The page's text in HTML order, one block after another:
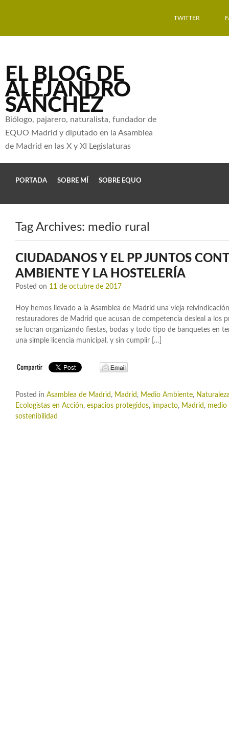
TWITTER
EL BLOG DE
ALEJANDRO
SÁNCHEZ
Biólogo, pajarero, naturalista, fundador de
EQUO Madrid y diputado en la Asamblea
de Madrid en las X y XI Legislaturas
PORTADA SOBRE MÍ SOBRE EQUO
Tag Archives: medio rural
CIUDADANOS Y EL PP JUNTOS
AMBIENTE Y LA HOSTELERÍA
Posted on 11 de octubre de 2017
Hoy hemos llevado a la Asamblea de Madrid una vieja
restauradores de Madrid que acusan de competencia desleal a los
se lucran organizando fiestas, bodas y todo tipo de banquetes en
una simple licencia municipal, y sin cumplir […]
Posted in Asamblea de Madrid , Madrid , Medio Ambiente,
Ecologistas en Acción, espacios protegidos, impacto, Madrid , medio
sostenibilidad